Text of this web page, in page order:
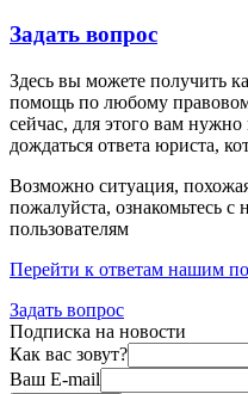
Задать вопрос
Здесь вы можете получить
помощь по любому
сейчас, для этого вам
дождаться ответа юриста,
Возможно ситуация,
пожалуйста, ознакомьтесь
пользователям
Перейти к ответам нашим
Задать вопрос
Подписка на новости
Как вас зовут?
Ваш E-mail